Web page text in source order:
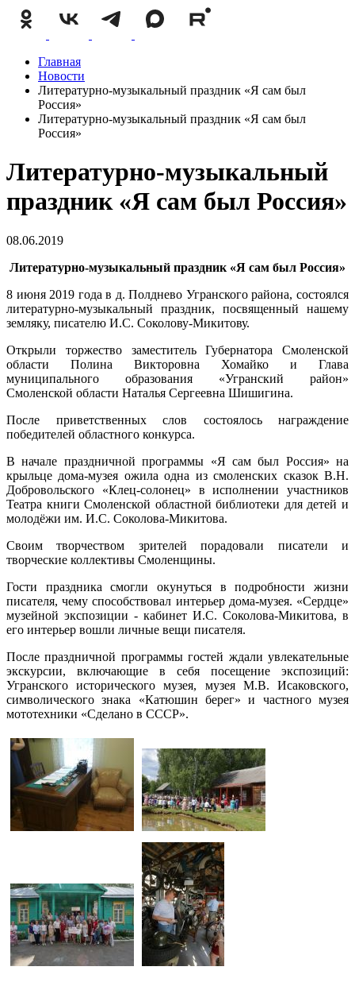
Главная
Новости
Литературно-музыкальный праздник «Я сам был
Россия»
Литературно-музыкальный праздник «Я сам был
Россия»
Литературно-музыкальный
праздник «Я сам был Россия»
08.06.2019
Литературно-музыкальный праздник «Я сам был Россия»
8 июня 2019 года в д. Полднево Угранского района, состоялся
литературно-музыкальный праздник, посвященный нашему
земляку, писателю И.С. Соколову-Микитову.
Открыли торжество заместитель Губернатора Смоленской
области Полина Викторовна Хомайко и Глава
муниципального образования «Угранский район»
Смоленской области Наталья Сергеевна Шишигина.
После приветственных слов состоялось награждение
победителей областного конкурса.
В начале праздничной программы «Я сам был Россия» на
крыльце дома-музея ожила одна из смоленских сказок В.Н.
Добровольского «Клец-солонец» в исполнении участников
Театра книги Смоленской областной библиотеки для детей и
молодёжи им. И.С. Соколова-Микитова.
Своим творчеством зрителей порадовали писатели и
творческие коллективы Смоленщины.
Гости праздника смогли окунуться в подробности жизни
писателя, чему способствовал интерьер дома-музея. «Сердце»
музейной экспозиции - кабинет И.С. Соколова-Микитова, в
его интерьер вошли личные вещи писателя.
После праздничной программы гостей ждали увлекательные
экскурсии, включающие в себя посещение экспозиций:
Угранского исторического музея, музея М.В. Исаковского,
символического знака «Катюшин берег» и частного музея
мототехники «Сделано в СССР».